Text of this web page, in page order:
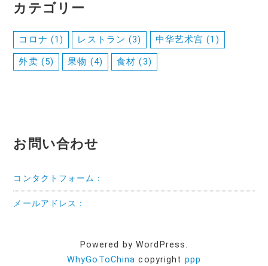
カテゴリー
コロナ (1) レストラン (3) 中华艺术宫 (1)
外卖 (5) 果物 (4) 食材 (3)
お問い合わせ
コンタクトフォーム：
メールアドレス：
Powered by WordPress.
WhyGoToChina copyright ppp